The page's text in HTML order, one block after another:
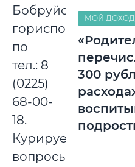
Бобруйского
горисполкома,
по
тел.: 8
(0225)
68-00-
18.
Курируемые
вопросы:
МОЙ ДОХОД
300